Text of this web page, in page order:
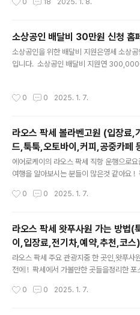
교적 저렴합니다. 심지어 할인쿠폰도 준다
습니다. 일본 사이트다보니예약이 살작 복
도 훨씬 저렴하니! 잘 따라해보세요 ^^ 미야
예약은 라쿠텐 트래블에서 진행하는데,여
하려면 일본주소와 핸드폰번호 등이 필요
언급했듯렌트카는 라쿠텐 트레블에서 진행
0 18 2025. 1. 8.
소상공인 배달비 30만원 신청 홈
소상공인을 위한 배달비 지원은영세 소상
입니다. 소상공인 배달비 지원연
가 급증하면서비용을 부담이 커진 영세소상
입니다. 소상공인 배달비 30만원 신청 대
연매출 1억 400만원 미만의영세 소상공
혜택을 받을 수 있는 규모입니다.코로나19
0 0 2025. 1. 7.
라오스 팍세 볼라벤고원 (입장료,
드,툭툭,오토바이,커피,공중카페
에어로케이의 라오스 팍세 직항 운행으로요
여행을 알아보시는 분들이 많은것 같아요 !
s://hyeonmuk1.tistory.com/411 라오스
준히 인기도가 상승하고 있는동남아의 라
비엔티안, 루앙푸라방, 방비엥 등은 워낙한
장 많이 찾고 손꼽히는 지역입니다. 그리고
hyeonmuk1.com 오늘은 라오스 팍세의
대한리뷰를 시작하겠습니다 ! 라오스 팍세
부 지역의해발 800~1,400미터의 고지대로
0 0 2025. 1. 7.
라오스 팍세 왓푸사원 가는 방법(
이,입장료,전기차,예약,추천,코스)
라오스 팍세 주요 관광지중 한 곳인,왓푸사
전에 ! 팍세에서 가볼만한 곳들을정리한 포
^ https://hyeonmuk1.tistory.com/410
0 0 2025. 1. 7.